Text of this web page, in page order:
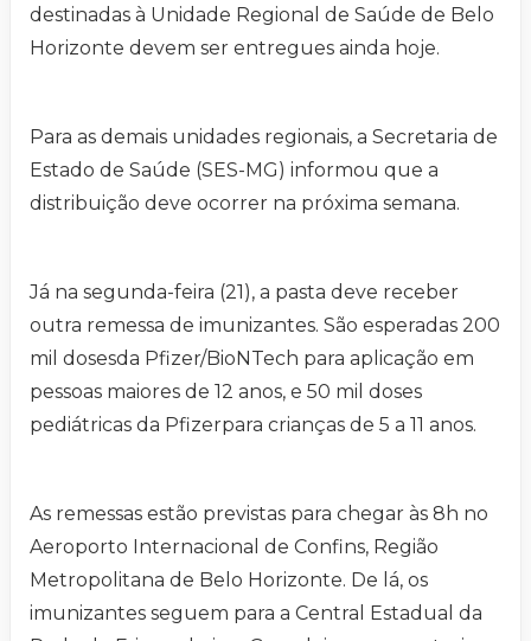
destinadas à Unidade Regional de Saúde de Belo
Horizonte devem ser entregues ainda hoje.
Para as demais unidades regionais, a Secretaria de
Estado de Saúde (SES-MG) informou que a
distribuição deve ocorrer na próxima semana.
Já na segunda-feira (21), a pasta deve receber
outra remessa de imunizantes. São esperadas 200
mil dosesda Pfizer/BioNTech para aplicação em
pessoas maiores de 12 anos, e 50 mil doses
pediátricas da Pfizerpara crianças de 5 a 11 anos.
As remessas estão previstas para chegar às 8h no
Aeroporto Internacional de Confins, Região
Metropolitana de Belo Horizonte. De lá, os
imunizantes seguem para a Central Estadual da